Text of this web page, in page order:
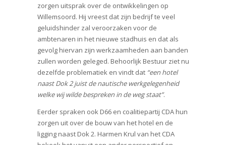
zorgen uitsprak over de ontwikkelingen op
Willemsoord. Hij vreest dat zijn bedrijf te veel
geluidshinder zal veroorzaken voor de
ambtenaren in het nieuwe stadhuis en dat als
gevolg hiervan zijn werkzaamheden aan banden
zullen worden geleged. Behoorlijk Bestuur ziet nu
dezelfde problematiek en vindt dat “een hotel
naast Dok 2 juist de nautische werkgelegenheid
welke wij wilde bespreken in de weg staat”.
Eerder spraken ook D66 en coalitiepartij CDA hun
zorgen uit over de bouw van het hotel en de
ligging naast Dok 2. Harmen Krul van het CDA